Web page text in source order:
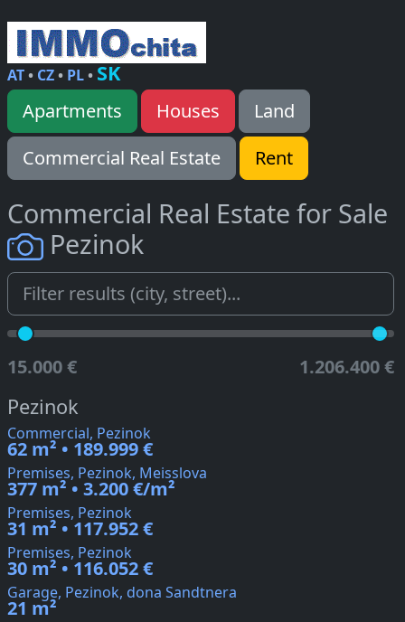
AT• CZ• PL• SK
Apartments Houses
Land
Commercial Real Estate
Rent
Commercial Real Estate for Sale
Pezinok
15.000 € 1.206.400 €
Pezinok
Commercial, Pezinok
62 m² • 189.999 €
Premises, Pezinok, Meisslova
377 m² • 3.200 €/m²
Premises, Pezinok
31 m² • 117.952 €
Premises, Pezinok
30 m² • 116.052 €
Garage, Pezinok, dona Sandtnera
21 m²